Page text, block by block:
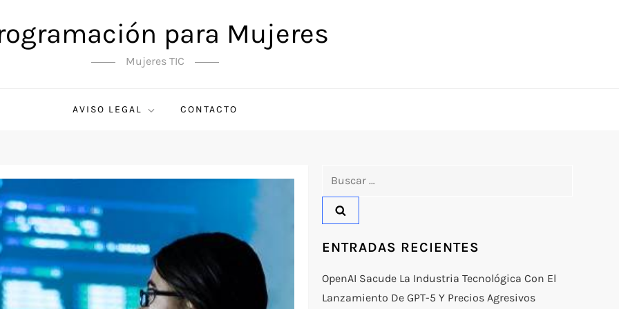
para Mujeres
Mujeres TIC
AVISO LEGAL CONTACTO
ENTRADAS RECIENTES
OpenAI Sacude La Industria Tecnológica Con El
Lanzamiento De GPT-5 Y Precios Agresivos